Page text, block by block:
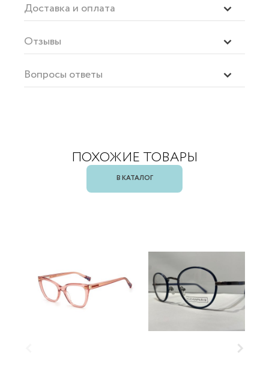
Доставка и оплата
Отзывы
Вопросы ответы
ПОХОЖИЕ ТОВАРЫ
В КАТАЛОГ